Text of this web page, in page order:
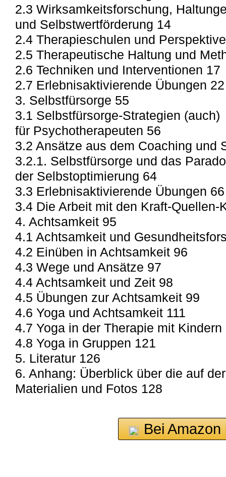
2.3 Wirksamkeitsforschung,
und Selbstwertförderung 14
2.4 Therapieschulen und
2.5 Therapeutische Haltung und
2.6 Techniken und Interventionen 17
2.7 Erlebnisaktivierende Übungen 22
3. Selbstfürsorge 55
3.1 Selbstfürsorge-Strategien (auch)
für Psychotherapeuten 56
3.2 Ansätze aus dem Coaching und
3.2.1. Selbstfürsorge und das
der Selbstoptimierung 64
3.3 Erlebnisaktivierende Übungen 66
3.4 Die Arbeit mit den Kraft-Quellen-
4. Achtsamkeit 95
4.1 Achtsamkeit und
4.2 Einüben in Achtsamkeit 96
4.3 Wege und Ansätze 97
4.4 Achtsamkeit und Zeit 98
4.5 Übungen zur Achtsamkeit 99
4.6 Yoga und Achtsamkeit 111
4.7 Yoga in der Therapie mit Kindern
4.8 Yoga in Gruppen 121
5. Literatur 126
6. Anhang: Überblick über die auf
Materialien und Fotos 128
Bei Amazon